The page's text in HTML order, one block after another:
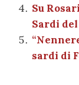
Su
Sardi
sardi di